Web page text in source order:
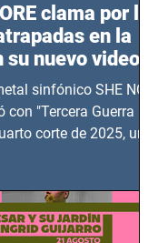
clama por las
en la
su nuevo video
sinfónico SHE NO
con "Tercera Guerra
corte de 2025, un